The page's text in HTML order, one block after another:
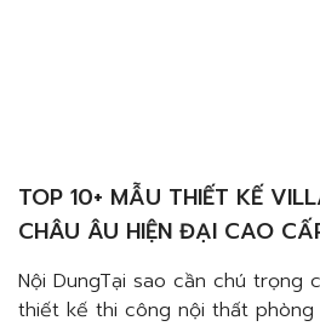
TOP 10+ MẪU THIẾT KẾ
CHÂU ÂU HIỆN ĐẠI CAO
Nội DungTại sao cần chú trọng
thiết kế thi công nội thất